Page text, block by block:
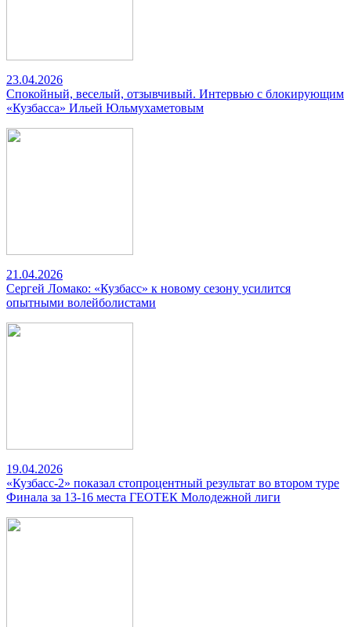
23.04.2026
Спокойный, веселый, отзывчивый. Интервью с блокирующим
«Кузбасса» Ильей Юльмухаметовым
21.04.2026
Сергей Ломако: «Кузбасс» к новому сезону усилится
опытными волейболистами
19.04.2026
«Кузбасс-2» показал стопроцентный результат во втором туре
Финала за 13-16 места ГЕОТЕК Молодежной лиги